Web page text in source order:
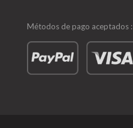
Métodos de pago aceptados :